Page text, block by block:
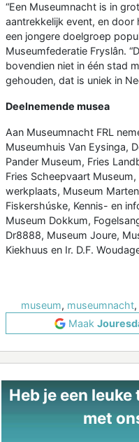
“Een Museumnacht is in
aantrekkelijk event, en
een jongere doelgroep
Museumfederatie Fryslân.
bovendien niet in één stad
gehouden, dat is uniek in
Deelnemende musea
Aan Museumnacht FRL
Museumhuis Van Eysinga,
Pander Museum, Fries
Fries Scheepvaart
werkplaats, Museum
Fiskershúske, Kennis- en
Museum Dokkum,
Dr8888, Museum Joure,
Kiekhuus en Ir. D.F.
museum, museumnacht,
Maak
Heb je een
met